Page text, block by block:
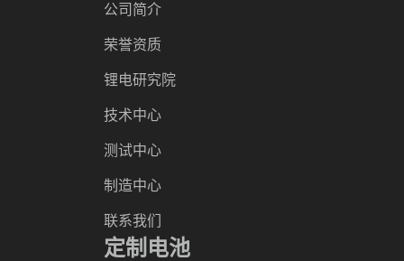
公司简介
荣誉资质
锂电研究院
技术中心
测试中心
制造中心
联系我们
定制电池